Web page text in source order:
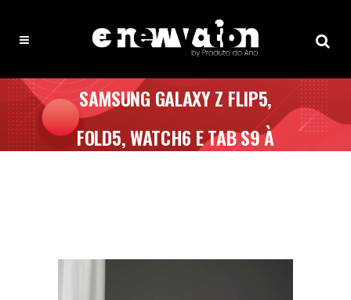
SAMSUNG GALAXY Z FLIP5,
FOLD5, WATCH6 E TAB S9 À